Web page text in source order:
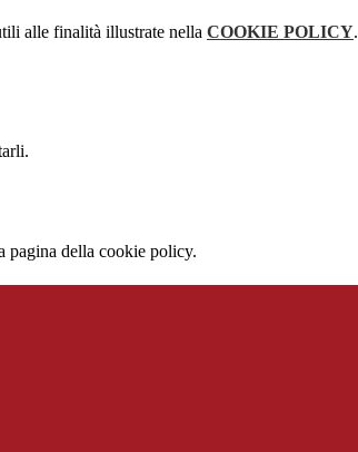
alle finalità illustrate nella COOKIE POLICY.
pagina della cookie policy.